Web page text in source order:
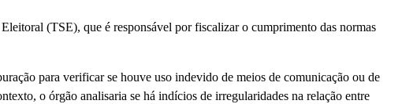
(TSE), que é responsável por fiscalizar o cumprimento das normas
para verificar se houve uso indevido de meios de comunicação ou de
o órgão analisaria se há indícios de irregularidades na relação entre